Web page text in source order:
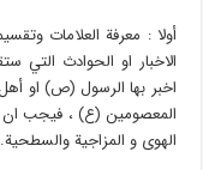
أولا : معرفة العلامات
الاخبار او الحوادث
اخبر بها الرسول (ص) او
المعصومين (ع) ، فيجب ان
الهوى و المزاجية والسطحية.